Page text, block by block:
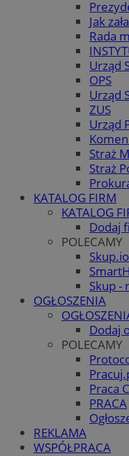
Jak
Rada
Urząd
OPS
Urząd
ZUS
Urząd
Straż
Straż
KATALOG FIRM
KATALOG
Dodaj
POLECAMY
Skup -
OGŁOSZENIA
Dodaj
POLECAMY
Praca
PRACA
REKLAMA
WSPÓŁPRACA